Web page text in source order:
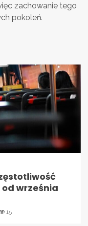
zachowanie tego
pokoleń.
od września
15